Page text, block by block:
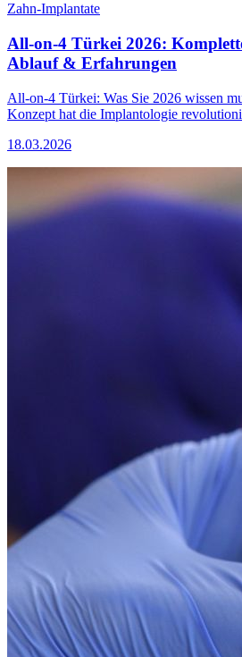
Zahn-Implantate
All-on-4 Türkei 2026:
Ablauf & Erfahrungen
All-on-4 Türkei: Was Sie 2026 wissen
Konzept hat die Implantologie
18.03.2026